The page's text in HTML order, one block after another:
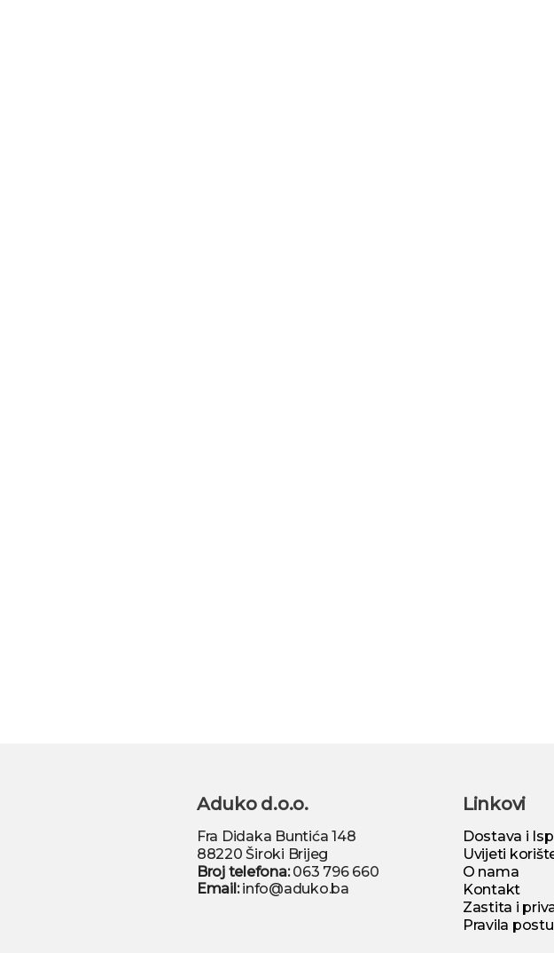
Aduko d.o.o.
Fra Didaka Buntića 148
88220 Široki Brijeg
Broj telefona:063 796 660
Email:info@aduko.ba
Linkovi
Dostava i
Uvijeti
O nama
Kontakt
Zastita i
Pravila